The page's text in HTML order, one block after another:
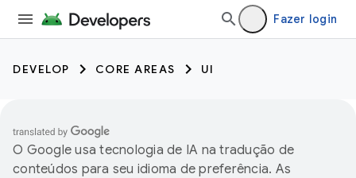
Fazer login
DEVELOP CORE AREAS UI
O Google usa tecnologia de IA na tradução de
conteúdos para seu idioma de preferência. As